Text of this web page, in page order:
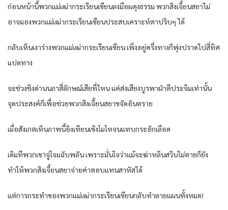
ก่อนหน้านี้พวกแม่เฒ่ากระเรียนเซียนลงมือผดุงธรรม พวกสิงเจี้ยนสยาไม่
อาจมองพวกแม่เฒ่ากระเรียนเซียนประสบเคราะห์ตาปริบๆ ได้
กลับเห็นเงาร่างพวกแม่เฒ่ากระเรียนเซียน เพิ่งอยู่ครึ่งทางก็พุ่งปราดไปสี่ทิศ
แปดทาง
จะช่วงชิงด่านนภาสี่ลักษณ์เสียที่ไหน แค่ส่งเสียงบูรพาฝ่าตีประจิมเท่านั้น
จุดประสงค์ก็เพื่อช่วยพวกสิงเจี้ยนสยาขจัดอันตราย
เมื่อสังเกตเห็นภาพนี้อิงเทียนเซิงโมโหจนแทบกระอักเลือด
เดิมทีพวกเขาจู่โจมฉับพลัน เพราะมั่นใจว่าแม้จะฆ่าหลินสวินไม่ตายก็ยัง
ทำให้พวกสิงเจี้ยนสยาจ่ายค่าตอบแทนสาหัสได้
แต่การกระทำของพวกแม่เฒ่ากระเรียนเซียนกลับทำลายแผนทั้งหมด!